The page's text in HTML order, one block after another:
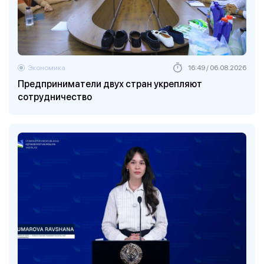
Предприниматели двух стран укрепляют
сотрудничество
Экономика 16:49 / 06.08.2026